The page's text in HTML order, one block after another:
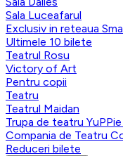
Sala Luceafarul
Exclusiv in reteaua
Ultimele 10 bilete
Teatrul Rosu
Victory of Art
Pentru copii
Teatru
Teatrul Maidan
Trupa de teatru
Compania de Teatru
Reduceri bilete